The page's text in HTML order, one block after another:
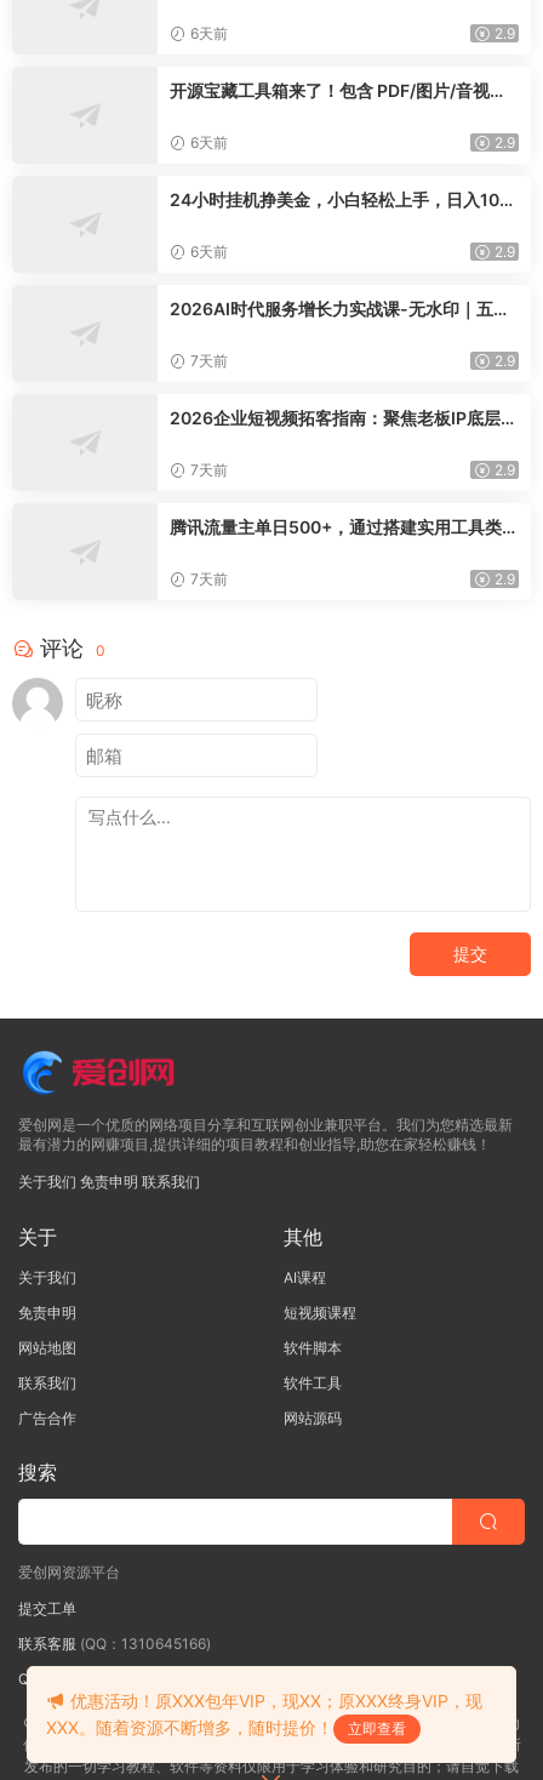
6天前 2.9
开源宝藏工具箱来了！包含 PDF/图片/音视频/
knit-desktop
6天前 2.9
24小时挂机挣美金，小白轻松上手，日入100
6天前 2.9
2026AI时代服务增长力实战课-无水印｜五力
卷实现长效业绩增长
7天前 2.9
2026企业短视频拓客指南：聚焦老板IP底层逻
交完整获客链路
7天前 2.9
腾讯流量主单日500+，通过搭建实用工具类小
7天前 2.9
评论 0
提交
爱创网是一个优质的网络项目分享和互联网创业兼职平台。我们为您精选最新
最有潜力的网赚项目,提供详细的项目教程和创业指导,助您在家轻松赚钱！
关于我们 免责申明 联系我们
关于
关于我们
免责申明
网站地图
联系我们
广告合作
其他
AI课程
短视频课程
软件脚本
软件工具
网站源码
搜索
爱创网资源平台
提交工单
联系客服 (QQ：1310645166)
QQ群
©2018-2026爱创网网内容全部来自网络，版权争议与本站无关，如果您认为
侵犯了您的合法权益,请联系我们删除，并向所有持版权者致最深歉意！本站所
发布的一切学习教程、软件等资料仅限用于学习体验和研究目的；请自觉下载
优惠活动！原XXX包年VIP，现XX；原XXX终身VIP，现
XXX。随着资源不断增多，随时提价！
立即查看